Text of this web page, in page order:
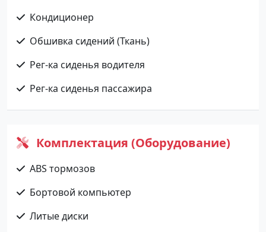
Кондиционер
Обшивка сидений (Ткань)
Рег-ка сиденья водителя
Рег-ка сиденья пассажира
Комплектация (Оборудование)
ABS тормозов
Бортовой компьютер
Литые диски